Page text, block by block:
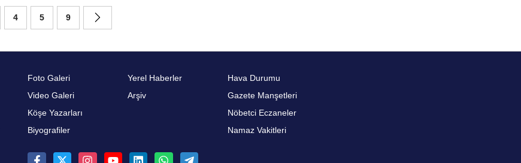
4 5 9
Foto Galeri
Video Galeri
Köşe Yazarları
Biyografiler
Yerel Haberler
Arşiv
Hava Durumu
Gazete Manşetleri
Nöbetci Eczaneler
Namaz Vakitleri